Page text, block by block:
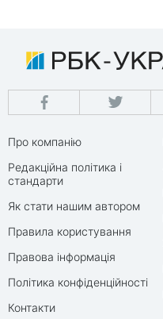
Про компанію
Редакційна політика і
стандарти
Як стати нашим автором
Правила користування
Правова інформація
Політика конфіденційності
Контакти